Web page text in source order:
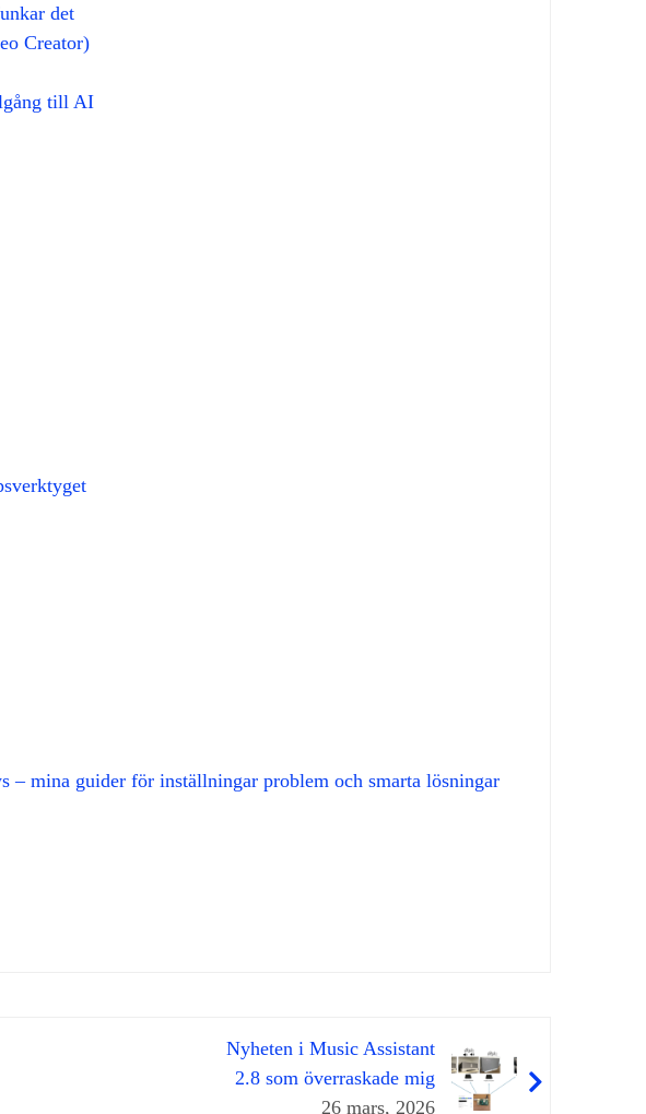
det
Creator)
till AI
– mina guider för inställningar problem och smarta lösningar
Nyheten i Music Assistant
2.8 som överraskade mig
26 mars, 2026